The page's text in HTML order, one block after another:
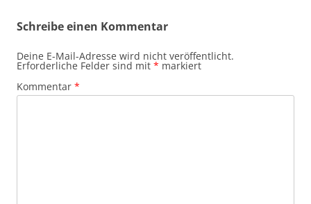
Schreibe einen Kommentar
Deine E-Mail-Adresse wird nicht veröffentlicht.
Erforderliche Felder sind mit * markiert
Kommentar *